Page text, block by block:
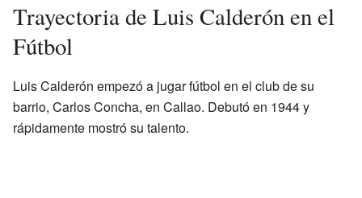
Trayectoria de Luis Calderón en el
Fútbol
Luis Calderón empezó a jugar fútbol en el club de su
barrio, Carlos Concha, en Callao. Debutó en 1944 y
rápidamente mostró su talento.